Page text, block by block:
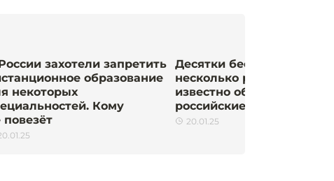
захотели запретить
образование
некоторых
Кому
повезёт
Десятки беспилотников и
несколько ракет. Что
известно об атаках ВСУ на
российские регионы
20.01.25